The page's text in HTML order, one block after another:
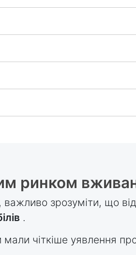
ринком
зрозуміти, що
.
чіткіше уявлення